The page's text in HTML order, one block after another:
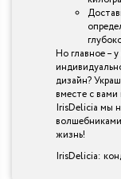
Но главное –
дизайн?
вместе с
IrisDelicia мы
жизнь!
IrisDelicia: